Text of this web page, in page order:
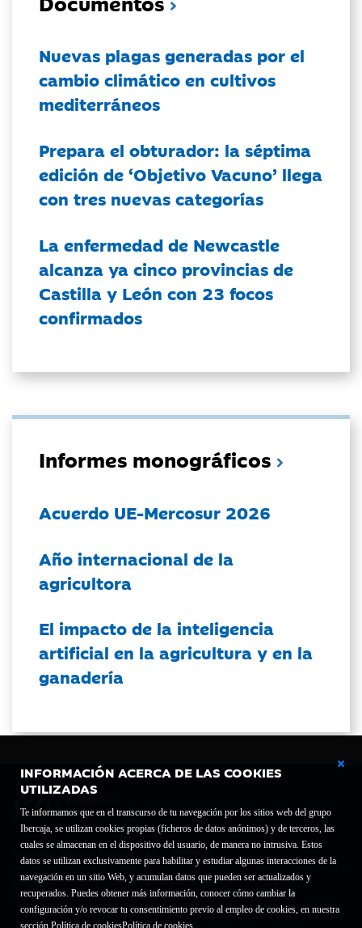
INFORMACIÓN ACERCA DE LAS COOKIES
UTILIZADAS
Te informamos que en el transcurso de tu navegación por los sitios web del grupo
Ibercaja, se utilizan cookies propias (ficheros de datos anónimos) y de terceros, las
cuales se almacenan en el dispositivo del usuario, de manera no intrusiva. Estos
datos se utilizan exclusivamente para habilitar y estudiar algunas interacciones de la
navegación en un sitio Web, y acumulan datos que pueden ser actualizados y
recuperados. Puedes obtener más información, conocer cómo cambiar la
configuración y/o revocar tu consentimiento previo al empleo de cookies, en nuestra
sección Política de cookiesPolítica de cookies
Nuevas plagas generadas por el
cambio climático en cultivos
mediterráneos
Prepara el obturador: la séptima
edición de ‘Objetivo Vacuno’ llega
con tres nuevas categorías
La enfermedad de Newcastle
alcanza ya cinco provincias de
Castilla y León con 23 focos
confirmados
Informes monográficos
Acuerdo UE-Mercosur 2026
Año internacional de la
agricultora
El impacto de la inteligencia
artificial en la agricultura y en la
ganadería
Fundación Bancaria Ibercaja C.I.F. G-50000652.
Inscrita en el Registro de Fundaciones del Mº de Educación, Cultura y Deporte con el nº
1689.
Domicilio social: Joaquín Costa, 13. 50001 Zaragoza.
Contacto
Declaración de accesibilidad